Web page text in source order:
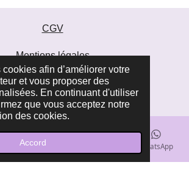
afin d’améliorer votre
et vous proposer des
En continuant d'utiliser
que vous acceptez notre
des cookies.
Accord
CGV
Mentions légales
au Naturel
Carte WhatsApp